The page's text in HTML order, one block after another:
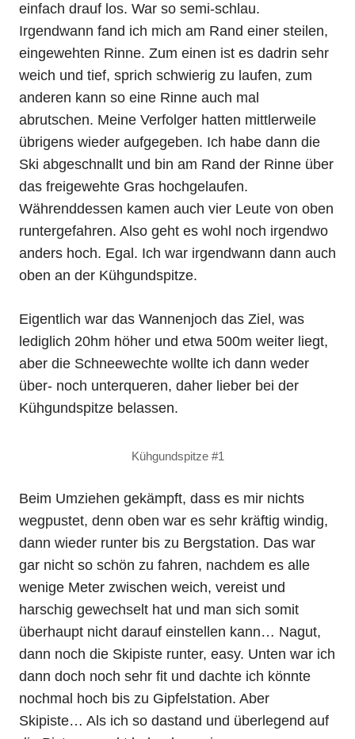
einfach drauf los. War so semi-schlau.
Irgendwann fand ich mich am Rand einer steilen,
eingewehten Rinne. Zum einen ist es dadrin sehr
weich und tief, sprich schwierig zu laufen, zum
anderen kann so eine Rinne auch mal
abrutschen. Meine Verfolger hatten mittlerweile
übrigens wieder aufgegeben. Ich habe dann die
Ski abgeschnallt und bin am Rand der Rinne über
das freigewehte Gras hochgelaufen.
Währenddessen kamen auch vier Leute von oben
runtergefahren. Also geht es wohl noch irgendwo
anders hoch. Egal. Ich war irgendwann dann auch
oben an der Kühgundspitze.
Eigentlich war das Wannenjoch das Ziel, was
lediglich 20hm höher und etwa 500m weiter liegt,
aber die Schneewechte wollte ich dann weder
über- noch unterqueren, daher lieber bei der
Kühgundspitze belassen.
Kühgundspitze #1
Beim Umziehen gekämpft, dass es mir nichts
wegpustet, denn oben war es sehr kräftig windig,
dann wieder runter bis zu Bergstation. Das war
gar nicht so schön zu fahren, nachdem es alle
wenige Meter zwischen weich, vereist und
harschig gewechselt hat und man sich somit
überhaupt nicht darauf einstellen kann… Nagut,
dann noch die Skipiste runter, easy. Unten war ich
dann doch noch sehr fit und dachte ich könnte
nochmal hoch bis zu Gipfelstation. Aber
Skipiste… Als ich so dastand und überlegend auf